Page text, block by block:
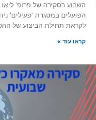
השבוע בסקירה של פרופ’
הפועלים במסגרת ‘פעילים’
לקראת תחילת הביצוע של
קראו עוד »